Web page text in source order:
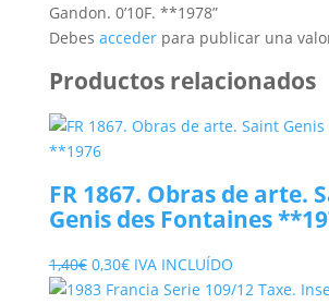
Gandon. 0’10F. **1978”
Debes accederpara publicar una
Productos relacionados
FR 1867. Obras de arte.
Genis des Fontaines
1,40€ El
precio
0,30€El
precio
IVA INCLUÍDO